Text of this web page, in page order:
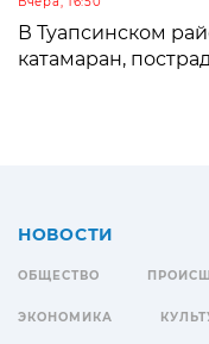
В Туапсинском
катамаран,
НОВОСТИ
ОБЩЕСТВО
ЭКОНОМИКА